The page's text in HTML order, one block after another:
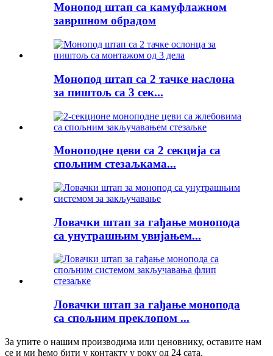
Монопод штап са камуфлажном
завршном обрадом
Монопод штап са 2 тачке наслона
за пиштољ са 3 сек...
Моноподне цеви са 2 секција са
спољним стезаљкама...
Ловачки штап за гађање монопода
са унутрашњим увијањем...
Ловачки штап за гађање монопода
са спољним преклопом ...
За упите о нашим производима или ценовнику, оставите нам
се и ми ћемо бити у контакту у року од 24 сата.